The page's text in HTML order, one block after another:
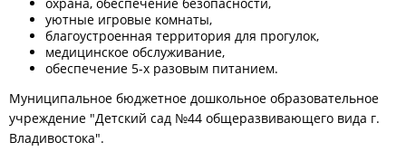
уютные игровые комнаты,
благоустроенная территория для прогулок,
медицинское обслуживание,
обеспечение 5-х разовым питанием.
Муниципальное бюджетное дошкольное образовательное
учреждение "Детский сад №44 общеразвивающего вида г.
Владивостока".